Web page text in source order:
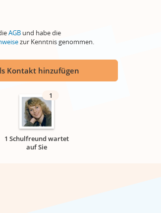
AGB und habe die
zur Kenntnis genommen.
Kontakt hinzufügen
1
1 Schulfreund wartet
auf Sie